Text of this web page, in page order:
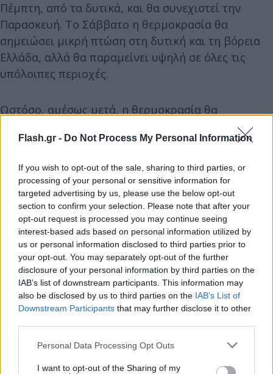
Flash.gr - Do Not Process My Personal Information
If you wish to opt-out of the sale, sharing to third parties, or
processing of your personal or sensitive information for
targeted advertising by us, please use the below opt-out
section to confirm your selection. Please note that after your
opt-out request is processed you may continue seeing
interest-based ads based on personal information utilized by
us or personal information disclosed to third parties prior to
your opt-out. You may separately opt-out of the further
disclosure of your personal information by third parties on the
IAB’s list of downstream participants. This information may
also be disclosed by us to third parties on the IAB’s List of
Downstream Participants that may further disclose it to other
Please note that this website/app uses one or more Google
not limited to your visit or usage behaviour. You may click to
Personal Data Processing Opt Outs
I want to opt-out of the Sharing of my
Πέμπτη, από τα δυτικά, και θα συνεχιστεί την
Παρασκευή. Το Σάββατο η θερμοκρασία θα
σημειώσει μικρή πτώση στη δυτική και τη βόρεια
Ελλάδα, αλλά θα παραμείνει υψηλή σε όλες τις
υπόλοιπες περιοχές.
Ωστόσο, αμέσως μετά, η θερμοκρασία θα
σημειώσει κατακόρυφη πτώση έως 10 βαθμούς
Κελσίου, σύμφωνα με την πρόγνωση του Σάκη
Σε ανάρτησή του στη σελίδα του στο Facebook, ο
ειδικός επισημαίνει,
«Μετά το κύμα ζέστης, έντονη αστάθεια σε αρκετά
μεγάλο τμήμα της χώρας αναμένεται από την
ερχόμενη εβδομάδα, όπου και η θερμοκρασία θα
σημειώσει πτώση της τάξεως των 9-10 βαθμών
συγκριτικά με το ερχόμενο Σάββατο, όπου και θα
νιώσουμε την περισσότερη ζέστη.
»Σημαντική θα είναι η εξασθένηση του μελτεμιού